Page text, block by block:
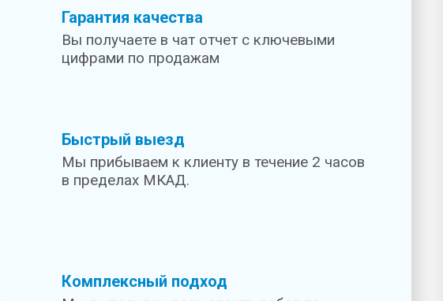
Гарантия качества
Вы получаете в чат отчет с ключевыми
цифрами по продажам
Быстрый выезд
Мы прибываем к клиенту в течение 2 часов
в пределах МКАД.
Комплексный подход